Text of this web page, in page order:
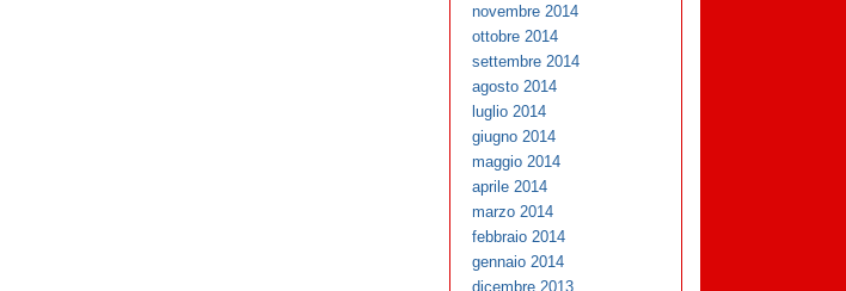
novembre 2014
ottobre 2014
settembre 2014
agosto 2014
luglio 2014
giugno 2014
maggio 2014
aprile 2014
marzo 2014
febbraio 2014
gennaio 2014
dicembre 2013